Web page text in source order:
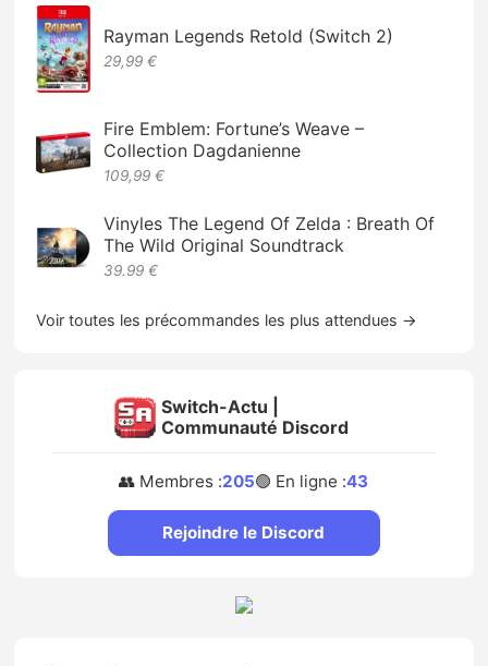
Rayman Legends Retold (Switch 2)
29,99 €
Fire Emblem: Fortune’s Weave –
Collection Dagdanienne
109,99 €
Vinyles The Legend Of Zelda : Breath Of
The Wild Original Soundtrack
39.99 €
Voir toutes les précommandes les plus attendues →
Switch-Actu |
Communauté Discord
👥 Membres :205🟢 En ligne :43
Rejoindre le Discord